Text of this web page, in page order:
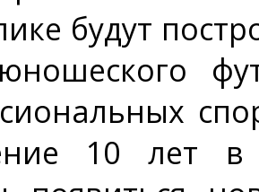
будут
юношеского
10 лет в